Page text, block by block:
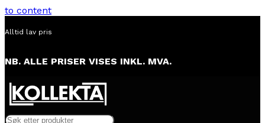
to content
Alltid lav pris
NB. ALLE PRISER VISES INKL. MVA.